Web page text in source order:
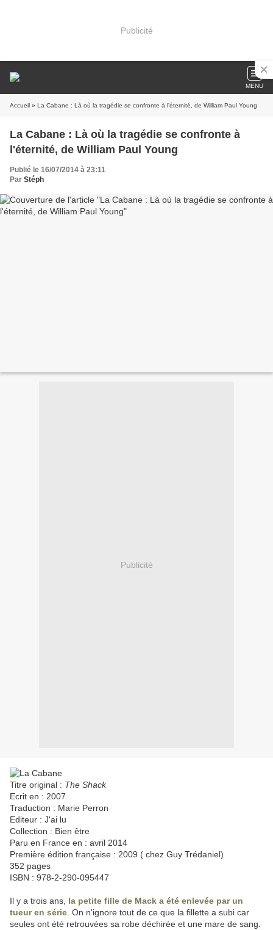
Publicité
MENU
Accueil » La Cabane : Là où la tragédie se confronte à l'éternité, de William Paul Young
La Cabane : Là où la tragédie se confronte à
l'éternité, de William Paul Young
Publié le 16/07/2014 à 23:11
Par Stéph
Publicité
Titre original : The Shack
Ecrit en : 2007
Traduction : Marie Perron
Editeur : J'ai lu
Collection : Bien être
Paru en France en : avril 2014
Première édition française : 2009 ( chez Guy Trédaniel)
352 pages
ISBN : 978-2-290-095447
Il y a trois ans, la petite fille de Mack a été enlevée par un
tueur en série . On n'ignore tout de ce que la fillette a subi car
seules ont été retrouvées sa robe déchirée et une mare de sang.